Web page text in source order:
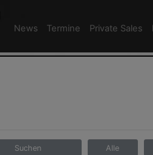
News Termine Private Sales
Suchen Alle